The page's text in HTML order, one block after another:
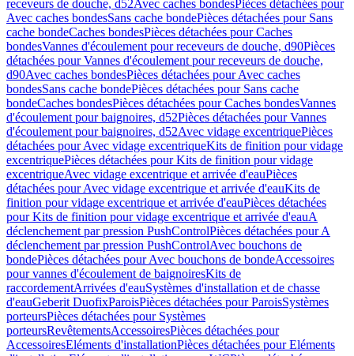
receveurs de douche, d52Avec caches bondesPièces détachées pour
Avec caches bondesSans cache bondePièces détachées pour Sans
cache bondeCaches bondesPièces détachées pour Caches
bondesVannes d'écoulement pour receveurs de douche, d90Pièces
détachées pour Vannes d'écoulement pour receveurs de douche,
d90Avec caches bondesPièces détachées pour Avec caches
bondesSans cache bondePièces détachées pour Sans cache
bondeCaches bondesPièces détachées pour Caches bondesVannes
d'écoulement pour baignoires, d52Pièces détachées pour Vannes
d'écoulement pour baignoires, d52Avec vidage excentriquePièces
détachées pour Avec vidage excentriqueKits de finition pour vidage
excentriquePièces détachées pour Kits de finition pour vidage
excentriqueAvec vidage excentrique et arrivée d'eauPièces
détachées pour Avec vidage excentrique et arrivée d'eauKits de
finition pour vidage excentrique et arrivée d'eauPièces détachées
pour Kits de finition pour vidage excentrique et arrivée d'eauA
déclenchement par pression PushControlPièces détachées pour A
déclenchement par pression PushControlAvec bouchons de
bondePièces détachées pour Avec bouchons de bondeAccessoires
pour vannes d'écoulement de baignoiresKits de
raccordementArrivées d'eauSystèmes d'installation et de chasse
d'eauGeberit DuofixParoisPièces détachées pour ParoisSystèmes
porteursPièces détachées pour Systèmes
porteursRevêtementsAccessoiresPièces détachées pour
AccessoiresEléments d'installationPièces détachées pour Eléments